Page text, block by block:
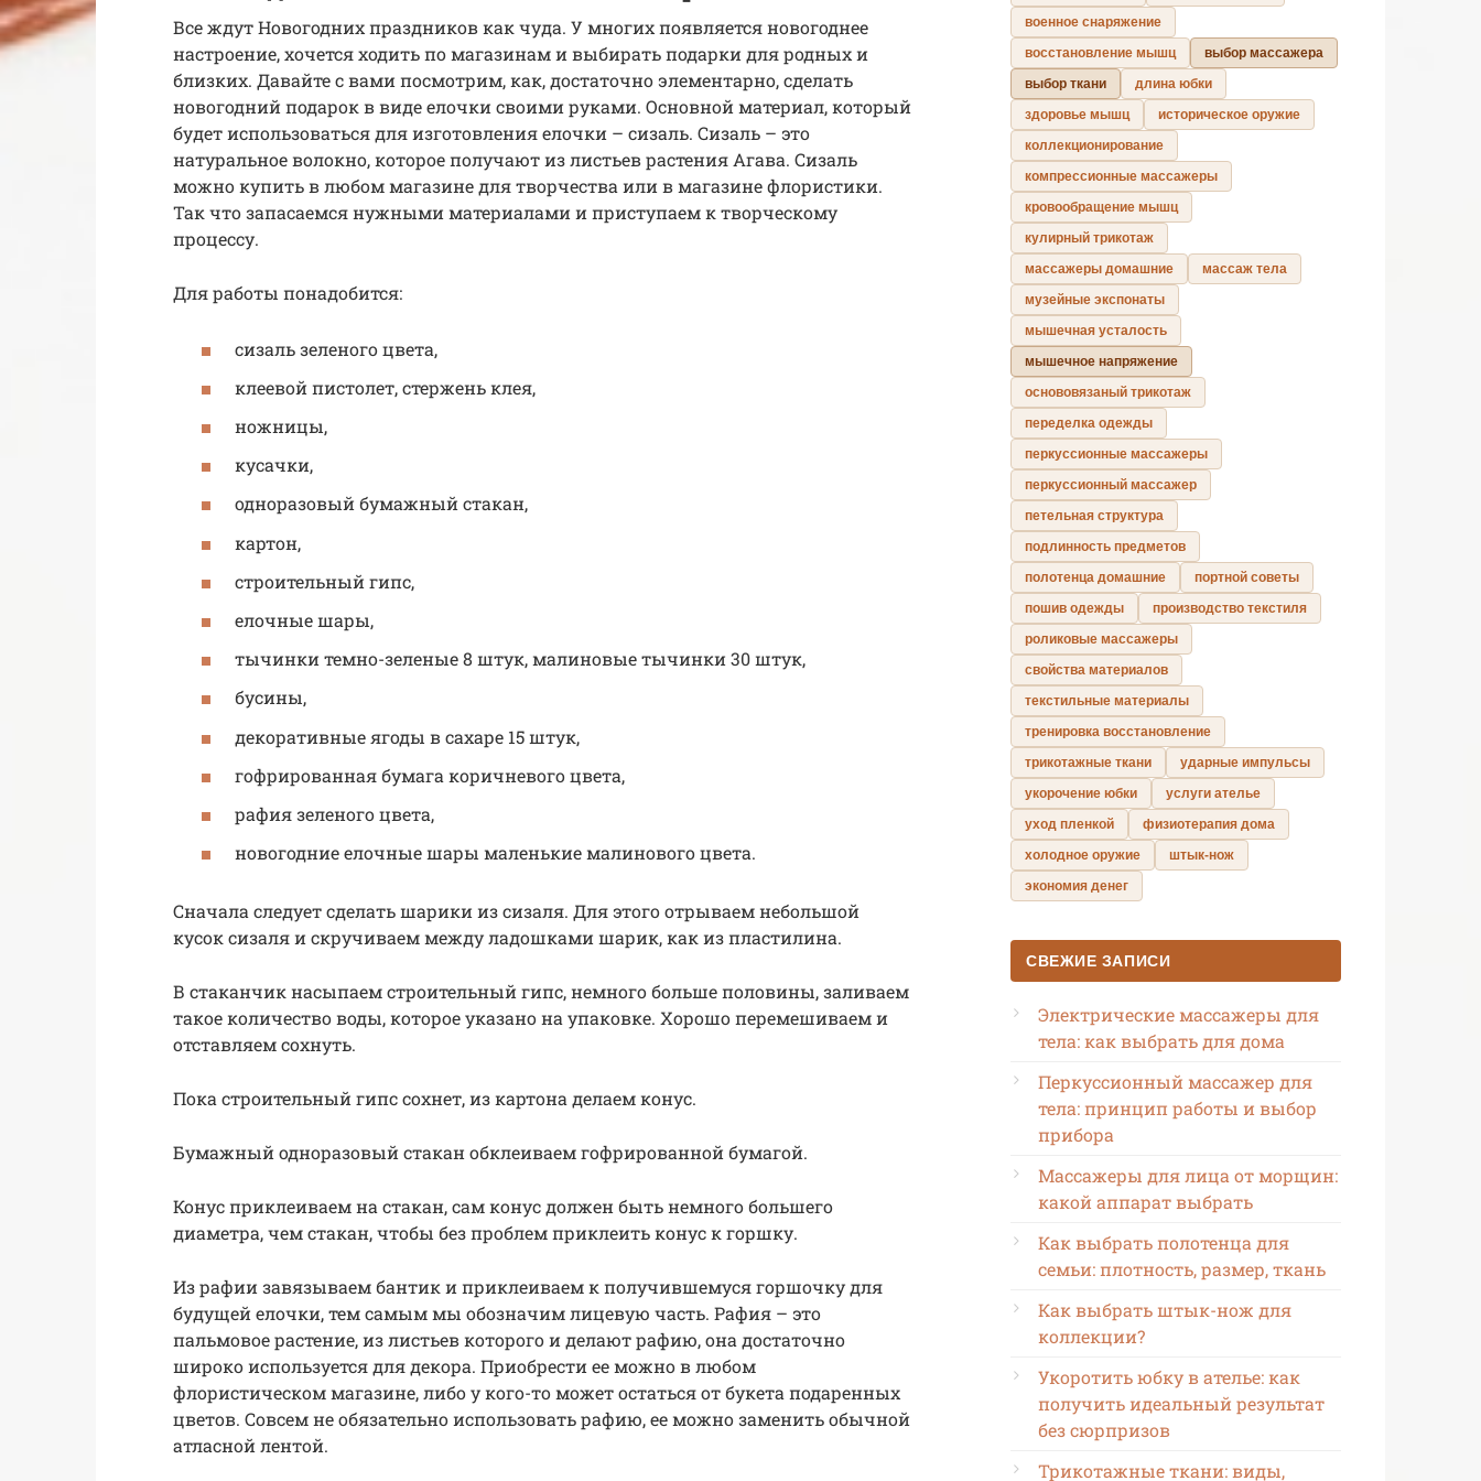
Все ждут Новогодних праздников как чуда. У многих появляется новогоднее
настроение, хочется ходить по магазинам и выбирать подарки для родных и
близких. Давайте с вами посмотрим, как, достаточно элементарно, сделать
новогодний подарок в виде елочки своими руками. Основной материал, который
будет использоваться для изготовления елочки – сизаль. Сизаль – это
натуральное волокно, которое получают из листьев растения Агава. Сизаль
можно купить в любом магазине для творчества или в магазине флористики.
Так что запасаемся нужными материалами и приступаем к творческому
процессу.
Для работы понадобится:
сизаль зеленого цвета,
клеевой пистолет, стержень клея,
ножницы,
кусачки,
одноразовый бумажный стакан,
картон,
строительный гипс,
елочные шары,
тычинки темно-зеленые 8 штук, малиновые тычинки 30 штук,
бусины,
декоративные ягоды в сахаре 15 штук,
гофрированная бумага коричневого цвета,
рафия зеленого цвета,
новогодние елочные шары маленькие малинового цвета.
Сначала следует сделать шарики из сизаля. Для этого отрываем небольшой
кусок сизаля и скручиваем между ладошками шарик, как из пластилина.
В стаканчик насыпаем строительный гипс, немного больше половины, заливаем
такое количество воды, которое указано на упаковке. Хорошо перемешиваем и
отставляем сохнуть.
Пока строительный гипс сохнет, из картона делаем конус.
Бумажный одноразовый стакан обклеиваем гофрированной бумагой.
Конус приклеиваем на стакан, сам конус должен быть немного большего
диаметра, чем стакан, чтобы без проблем приклеить конус к горшку.
Из рафии завязываем бантик и приклеиваем к получившемуся горшочку для
будущей елочки, тем самым мы обозначим лицевую часть. Рафия – это
пальмовое растение, из листьев которого и делают рафию, она достаточно
широко используется для декора. Приобрести ее можно в любом
флористическом магазине, либо у кого-то может остаться от букета подаренных
цветов. Совсем не обязательно использовать рафию, ее можно заменить обычной
атласной лентой.
военное снаряжение
восстановление мышц
выбор массажера
выбор ткани
длина юбки
здоровье мышц
историческое оружие
коллекционирование
компрессионные массажеры
кровообращение мышц
кулирный трикотаж
массажеры домашние
массаж тела
музейные экспонаты
мышечная усталость
мышечное напряжение
основовязаный трикотаж
переделка одежды
перкуссионные массажеры
перкуссионный массажер
петельная структура
подлинность предметов
полотенца домашние
портной советы
пошив одежды
производство текстиля
роликовые массажеры
свойства материалов
текстильные материалы
тренировка восстановление
трикотажные ткани
ударные импульсы
укорочение юбки
услуги ателье
уход пленкой
физиотерапия дома
холодное оружие
штык-нож
экономия денег
СВЕЖИЕ ЗАПИСИ
Электрические массажеры для
тела: как выбрать для дома
Перкуссионный массажер для
тела: принцип работы и выбор
прибора
Массажеры для лица от морщин:
какой аппарат выбрать
Как выбрать полотенца для
семьи: плотность, размер, ткань
Как выбрать штык-нож для
коллекции?
Укоротить юбку в ателье: как
получить идеальный результат
без сюрпризов
Трикотажные ткани: виды,